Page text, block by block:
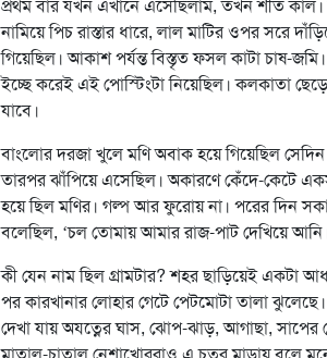
প্রথম বার যখন এখানে এসেছিলাম, তখন শীত কাল।
নামিয়ে পিচ রাস্তার ধারে, লাল মাটির ওপর সরে
গিয়েছিল। আকাশ পর্যন্ত বিস্তৃত ফসল কাটা চাষ-
ইচ্ছে করেই এই পোস্টিংটা নিয়েছিল। কলকাতা
যাবে।
বাংলোর দরজা খুলে মণি অবাক হয়ে গিয়েছিল
তারপর ঝাঁপিয়ে এসেছিল। অকারণে কেঁদে-কেটে
হয়ে ছিল মণির। গল্প আর ফুরোয় না। পরের দিন
বলেছিল, ‘চল তোমায় আমার রাজ-পাট দেখিয়ে
কী যেন নাম ছিল গ্রামটার? শহর ছাড়িয়েই একটা
পর কারখানার লোহার গেটে পেটমোটা তালা
দেখা যায় অযত্নের ঘাস, ঝোপ-ঝাড়, আগাছা,